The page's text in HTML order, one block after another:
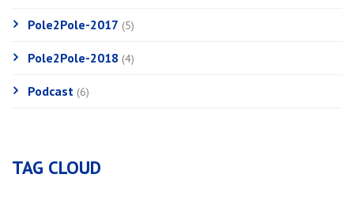
Pole2Pole-2017 (5)
Pole2Pole-2018 (4)
Podcast (6)
TAG CLOUD